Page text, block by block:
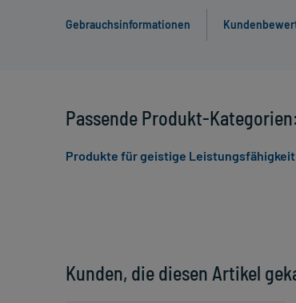
Gebrauchsinformationen
Kunden, die diesen Artikel
Passende Produkt-Kategorien:
Produkte für geistige Leistungsfähigkeit